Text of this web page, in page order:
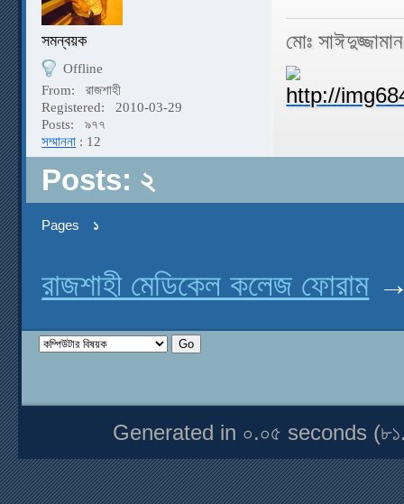
সমন্বয়ক
Offline
From:
রাজশাহী
Registered:
2010-03-29
Posts:
৯৭৭
সম্মাননা : 12
মোঃ
Posts: ২
Pages ১
রাজশাহী মেডিকেল কলেজ ফোরাম
Generated in ০.০৫ seconds